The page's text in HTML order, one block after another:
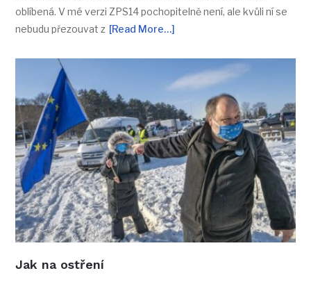
oblíbená. V mé verzi ZPS14 pochopitelně není, ale kvůli ní se
nebudu přezouvat z [Read More…]
Jak na ostření